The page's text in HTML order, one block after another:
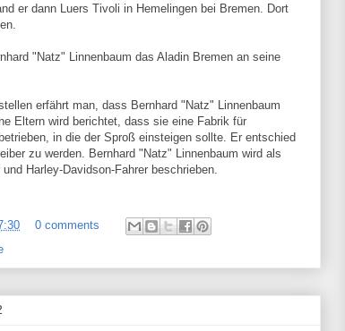
er dann Luers Tivoli in Hemelingen bei Bremen. Dort
"Natz" Linnenbaum das Aladin Bremen an seine
erfährt man, dass Bernhard "Natz" Linnenbaum
Eltern wird berichtet, dass sie eine Fabrik für
in die der Sproß einsteigen sollte. Er entschied
zu werden. Bernhard "Natz" Linnenbaum wird als
und Harley-Davidson-Fahrer beschrieben.
0 comments